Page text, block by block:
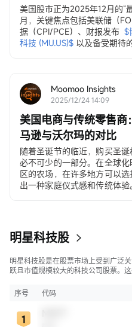
美国股市正为2025年12月的“
月，关键焦点包括美联储（
据（CPI/PCE）、财报发布 $
科技 (MU.US)$ 以及备受期待
Moomoo Insights
2025/12/24 14:09
美国电商与传统零售
马逊与沃尔玛的对比
随着圣诞节的临近，购买圣
必不可少的一部分。在全球
区的农场，在许多地方可以
出一种家庭仪式感和传统体
明星科技股
明星科技股是在股票市场上受到广泛
跃且市值规模较大的科技公司股票。
市，特别是科技行业板块乃至全球经济
序号 代码